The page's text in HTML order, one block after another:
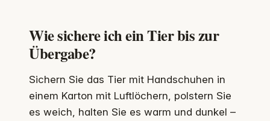
Wie sichere ich ein Tier bis zur
Übergabe?
Sichern Sie das Tier mit Handschuhen in
einem Karton mit Luftlöchern, polstern Sie
es weich, halten Sie es warm und dunkel –